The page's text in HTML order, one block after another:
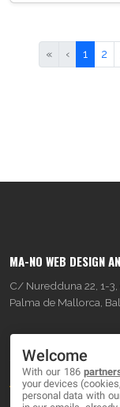
« ‹ 1 2
MA-NO WEB DESIGN
C/ Nuredduna 22, 1-
Palma de Mallorca,
About
Welcome
With our 186
your devices
personal data with